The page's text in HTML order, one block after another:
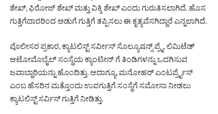
ಶೇಖ್, ಫಿರೋಜ್ ಶೇಖ್ ಮತ್ತು ವಿಕ್ಕಿ ಶೇಖ್ ಎಂದು ಗುರುತಿಸಲಾಗಿದೆ. ಹೊಸ
ಗುತ್ತಿಗೆದಾರರಿಂದ ಅಡುಗೆ ಗುತ್ತಿಗೆ ತಪ್ಪಿಸಲು ಈ ಕೃತ್ಯವೆಸಗಿದ್ದಾರೆ ಎನ್ನಲಾಗಿದೆ.
ಪೊಲೀಸರ ಪ್ರಕಾರ, ಕ್ಯಾಟಲಿಸ್ಟ್ ಸರ್ವೀಸ್ ಸೊಲ್ಯೂಷನ್ಸ್ ಪ್ರೈ. ಲಿಮಿಟೆಡ್
ಆಟೋಮೊಬೈಲ್ ಸಂಸ್ಥೆಯ ಕ್ಯಾಂಟೀನ್ ಗೆ ತಿಂಡಿಗಳನ್ನು ಒದಗಿಸುವ
ಜವಾಬ್ದಾರಿಯನ್ನು ಹೊಂದಿತ್ತು. ಆದಾಗ್ಯೂ, ಮನೋಹರ್ ಎಂಟರ್ಪ್ರೈಸ್
ಎಂಬ ಹೆಸರಿನ ಮತ್ತೊಂದು ಉಪಗುತ್ತಿಗೆ ಸಂಸ್ಥೆಗೆ ಸಮೋಸಾ ನೀಡಲು
ಕ್ಯಾಟಲಿಸ್ಟ್ ಸರ್ವಿಸ್ ಗುತ್ತಿಗೆ ನೀಡಿತ್ತು.